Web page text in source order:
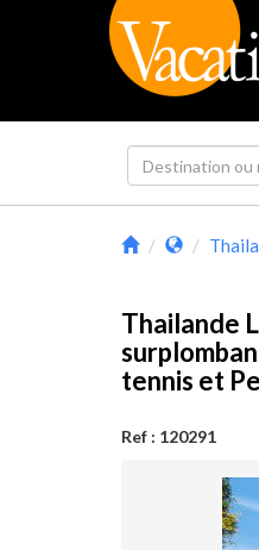
Thailande
tennis et
Ref : 120291